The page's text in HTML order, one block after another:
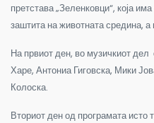
претстава „Зеленковци“, која
заштита на животната средина, а
На првиот ден, во музичкиот дел
Харе, Антониа Гиговска, Мики
Колоска.
Вториот ден од програмата исто